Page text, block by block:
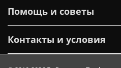
Помощь и советы
Контакты и условия